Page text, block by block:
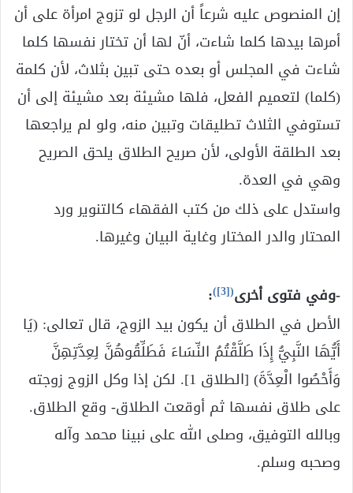
إن المنصوص عليه شرعاً أن الرجل لو تزوج امرأة على أن
أمرها بيدها كلما شاءت، أنّ لها أن تختار نفسها كلما
شاءت في المجلس أو بعده حتى تبين بثلاث، لأن كلمة
(كلما) لتعميم الفعل، فلها مشيئة بعد مشيئة إلى أن
تستوفي الثلاث تطليقات وتبين منه، ولو لم يراجعها
بعد الطلقة الأولى، لأن صريح الطلاق يلحق الصريح
وهي في العدة.
واستدل على ذلك من كتب الفقهاء كالتنوير ورد
المحتار والدر المختار وغاية البيان وغيرها.
-وفي فتوى أخرى(
[3]
)
:
الأصل في الطلاق أن يكون بيد الزوج، قال تعالى: (يَا
أَيُّهَا النَّبِيُّ إِذَا طَلَّقْتُمُ النِّسَاءَ فَطَلِّقُوهُنَّ لِعِدَّتِهِنَّ
وَأَحْصُوا الْعِدَّةَ) [الطلاق 1]. لكن إذا وكل الزوج زوجته
على طلاق نفسها ثم أوقعت الطلاق- وقع الطلاق.
وبالله التوفيق، وصلى الله على نبينا محمد وآله
وصحبه وسلم.